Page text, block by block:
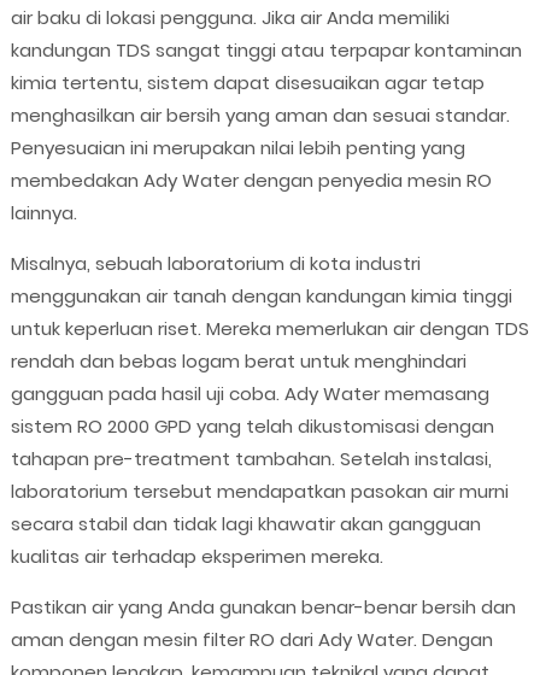
air baku di lokasi pengguna. Jika air Anda memiliki
kandungan TDS sangat tinggi atau terpapar kontaminan
kimia tertentu, sistem dapat disesuaikan agar tetap
menghasilkan air bersih yang aman dan sesuai standar.
Penyesuaian ini merupakan nilai lebih penting yang
membedakan Ady Water dengan penyedia mesin RO
lainnya.
Misalnya, sebuah laboratorium di kota industri
menggunakan air tanah dengan kandungan kimia tinggi
untuk keperluan riset. Mereka memerlukan air dengan TDS
rendah dan bebas logam berat untuk menghindari
gangguan pada hasil uji coba. Ady Water memasang
sistem RO 2000 GPD yang telah dikustomisasi dengan
tahapan pre-treatment tambahan. Setelah instalasi,
laboratorium tersebut mendapatkan pasokan air murni
secara stabil dan tidak lagi khawatir akan gangguan
kualitas air terhadap eksperimen mereka.
Pastikan air yang Anda gunakan benar-benar bersih dan
aman dengan mesin filter RO dari Ady Water. Dengan